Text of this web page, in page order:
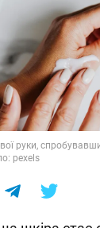
руки,
pexels